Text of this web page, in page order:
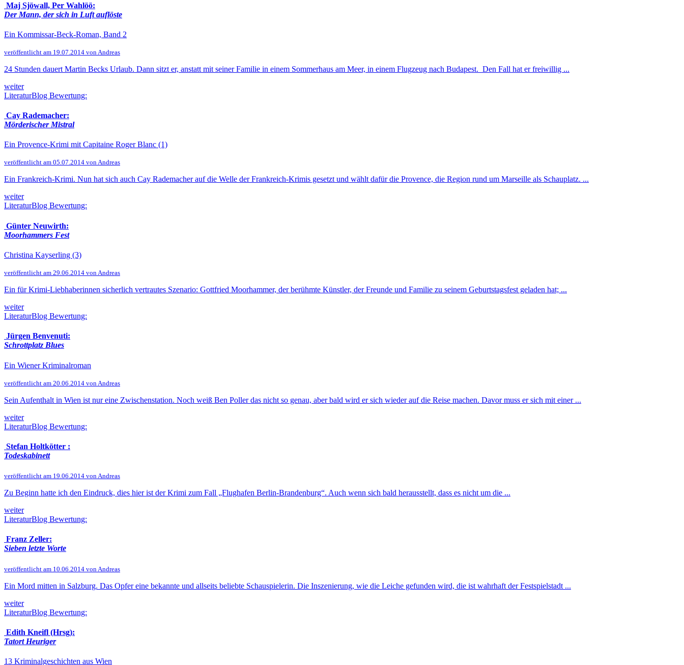
Maj Sjöwall, Per Wahlöö:
Der Mann, der sich in Luft auflöste
Ein Kommissar-Beck-Roman, Band 2
veröffentlicht am 19.07.2014 von Andreas
24 Stunden dauert Martin Becks Urlaub. Dann sitzt er, anstatt mit seiner Familie in einem Sommerhaus am Meer, in einem Flugzeug nach Budapest. Den Fall hat er freiwillig ...
weiter
LiteraturBlog Bewertung:
Cay Rademacher:
Mörderischer Mistral
Ein Provence-Krimi mit Capitaine Roger Blanc (1)
veröffentlicht am 05.07.2014 von Andreas
Ein Frankreich-Krimi. Nun hat sich auch Cay Rademacher auf die Welle der Frankreich-Krimis gesetzt und wählt dafür die Provence, die Region rund um Marseille als Schauplatz. ...
weiter
LiteraturBlog Bewertung:
Günter Neuwirth:
Moorhammers Fest
Christina Kayserling (3)
veröffentlicht am 29.06.2014 von Andreas
Ein für Krimi-Liebhaberinnen sicherlich vertrautes Szenario: Gottfried Moorhammer, der berühmte Künstler, der Freunde und Familie zu seinem Geburtstagsfest geladen hat; ...
weiter
LiteraturBlog Bewertung:
Jürgen Benvenuti:
Schrottplatz Blues
Ein Wiener Kriminalroman
veröffentlicht am 20.06.2014 von Andreas
Sein Aufenthalt in Wien ist nur eine Zwischenstation. Noch weiß Ben Poller das nicht so genau, aber bald wird er sich wieder auf die Reise machen. Davor muss er sich mit einer ...
weiter
LiteraturBlog Bewertung:
Stefan Holtkötter :
Todeskabinett
veröffentlicht am 19.06.2014 von Andreas
Zu Beginn hatte ich den Eindruck, dies hier ist der Krimi zum Fall „Flughafen Berlin-Brandenburg“. Auch wenn sich bald herausstellt, dass es nicht um die ...
weiter
LiteraturBlog Bewertung:
Franz Zeller:
Sieben letzte Worte
veröffentlicht am 10.06.2014 von Andreas
Ein Mord mitten in Salzburg. Das Opfer eine bekannte und allseits beliebte Schauspielerin. Die Inszenierung, wie die Leiche gefunden wird, die ist wahrhaft der Festspielstadt ...
weiter
LiteraturBlog Bewertung:
Edith Kneifl (Hrsg):
Tatort Heuriger
13 Kriminalgeschichten aus Wien